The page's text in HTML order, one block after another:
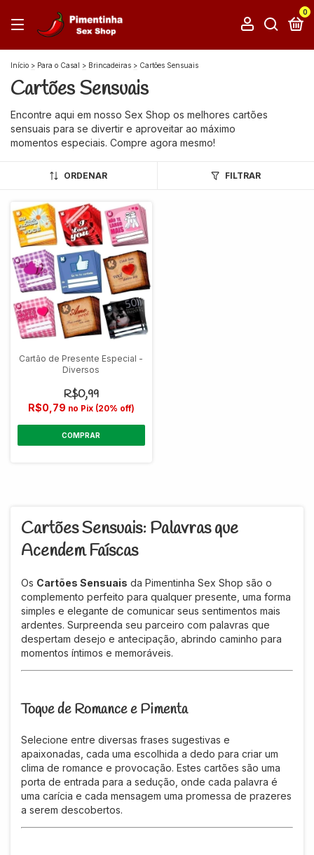
0
Início > Para o Casal > Brincadeiras > Cartões Sensuais
Cartões Sensuais
Encontre aqui em nosso Sex Shop os melhores cartões
sensuais para se divertir e aproveitar ao máximo
momentos especiais. Compre agora mesmo!
ORDENAR FILTRAR
Cartão de Presente Especial -
Diversos
R$0,99
R$0,79 no Pix (20% off)
COMPRAR
Cartões Sensuais: Palavras que
Acendem Faíscas
Os Cartões Sensuais da Pimentinha Sex Shop são o
complemento perfeito para qualquer presente, uma forma
simples e elegante de comunicar seus sentimentos mais
ardentes. Surpreenda seu parceiro com palavras que
despertam desejo e antecipação, abrindo caminho para
momentos íntimos e memoráveis.
Toque de Romance e Pimenta
Selecione entre diversas frases sugestivas e
apaixonadas, cada uma escolhida a dedo para criar um
clima de romance e provocação. Estes cartões são uma
porta de entrada para a sedução, onde cada palavra é
uma carícia e cada mensagem uma promessa de prazeres
a serem descobertos.